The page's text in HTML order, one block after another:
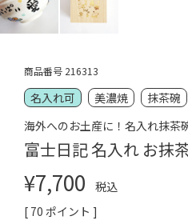
商品番号 216313
名入れ可 美濃焼
抹茶碗
海外へのお土産に！名入れ抹茶
富士日記 名入れ お抹
¥7,700
税込
[ 70 ポイント ]